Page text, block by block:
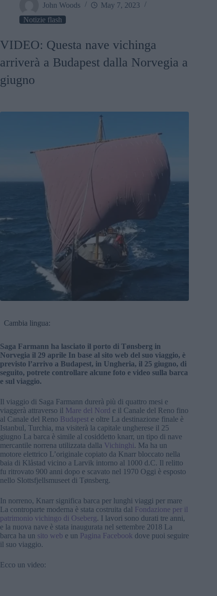
John Woods
May 7, 2023
Notizie flash
VIDEO: Questa nave vichinga
arriverà a Budapest dalla Norvegia a
giugno
Cambia lingua:
Saga Farmann ha lasciato il porto di Tønsberg in
Norvegia il 29 aprile In base al sito web del suo viaggio, è
previsto l’arrivo a Budapest, in Ungheria, il 25 giugno, di
seguito, potrete controllare alcune foto e video sulla barca
e sul viaggio.
Il viaggio di Saga Farmann durerà più di quattro mesi e
viaggerà attraverso il Mare del Nord e il Canale del Reno fino
al Canale del Reno Budapest e oltre La destinazione finale è
Istanbul, Turchia, ma visiterà la capitale ungherese il 25
giugno La barca è simile al cosiddetto knarr, un tipo di nave
mercantile norrena utilizzata dalla Vichinghi. Ma ha un
motore elettrico L’originale copiato da Knarr bloccato nella
baia di Klåstad vicino a Larvik intorno al 1000 d.C. Il relitto
fu ritrovato 900 anni dopo e scavato nel 1970 Oggi è esposto
nello Slottsfjellsmuseet di Tønsberg.
In norreno, Knarr significa barca per lunghi viaggi per mare
La controparte moderna è stata costruita dal Fondazione per il
patrimonio vichingo di Oseberg. I lavori sono durati tre anni,
e la nuova nave è stata inaugurata nel settembre 2018 La
barca ha un sito web e un Pagina Facebook dove puoi seguire
il suo viaggio.
Ecco un video: